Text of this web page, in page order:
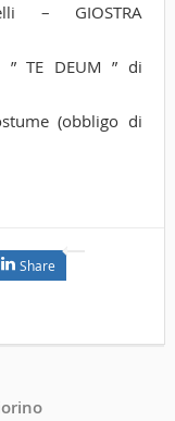
– GIOSTRA
TE DEUM ” di
(obbligo di
Share